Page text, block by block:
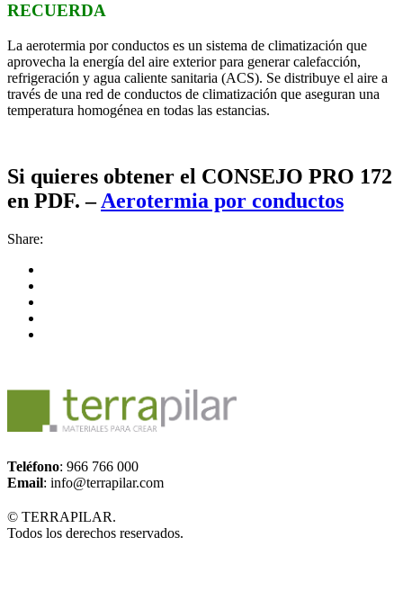
RECUERDA
La aerotermia por conductos es un sistema de climatización que
aprovecha la energía del aire exterior para generar calefacción,
refrigeración y agua caliente sanitaria (ACS). Se distribuye el aire a
través de una red de conductos de climatización que aseguran una
temperatura homogénea en todas las estancias.
Si quieres obtener el CONSEJO PRO 172
en PDF. –Aerotermia por conductos
Share:
Teléfono: 966 766 000
Email: info@terrapilar.com
© TERRAPILAR.
Todos los derechos reservados.